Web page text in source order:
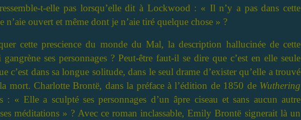
t-elle pas lorsqu’elle dit à Lockwood : « Il n’y a pas dans cette
ouvert et même dont je n’aie tiré quelque chose » ?
cette prescience du monde du Mal, la description hallucinée de cette
ses personnages ? Peut-être faut-il se dire que c’est en elle seule
c’est dans sa longue solitude, dans le seul drame d’exister qu’elle a trouvé
mort. Charlotte Brontë, dans la préface à l’édition de 1850 de Wuthering
: « Elle a sculpté ses personnages d’un âpre ciseau et sans aucun autre
méditations » ? Avec ce roman inclassable, Emily Brontë signerait là un